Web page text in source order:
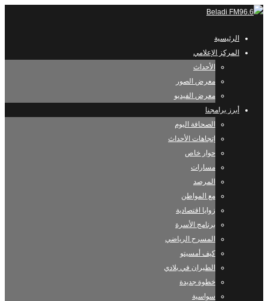
الرئيسية
المركز الإعلامي
الأحداث
معرض الصور
معرض الفيديو
أبرز برامجنا
الصحافة اليوم
إتجاهات الأحداث
حوار خاص
مسارات
المرصد
مع المواطن
زوايا اقتصادية
برنامج الأسرة
المسرح الرياضي
كيف أمسيتو
الطيران في بلادي
خطوة جديدة
سواسية